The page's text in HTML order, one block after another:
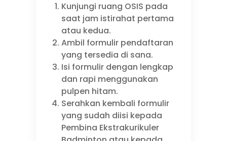
Kunjungi ruang OSIS pada
saat jam istirahat pertama
atau kedua.
Ambil formulir pendaftaran
yang tersedia di sana.
Isi formulir dengan lengkap
dan rapi menggunakan
pulpen hitam.
Serahkan kembali formulir
yang sudah diisi kepada
Pembina Ekstrakurikuler